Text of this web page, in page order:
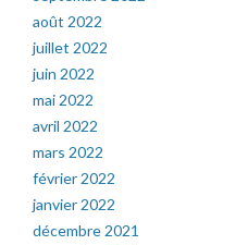
août 2022
juillet 2022
juin 2022
mai 2022
avril 2022
mars 2022
février 2022
janvier 2022
décembre 2021